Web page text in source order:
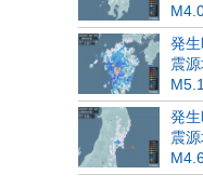
発
震
M5.1
発
震